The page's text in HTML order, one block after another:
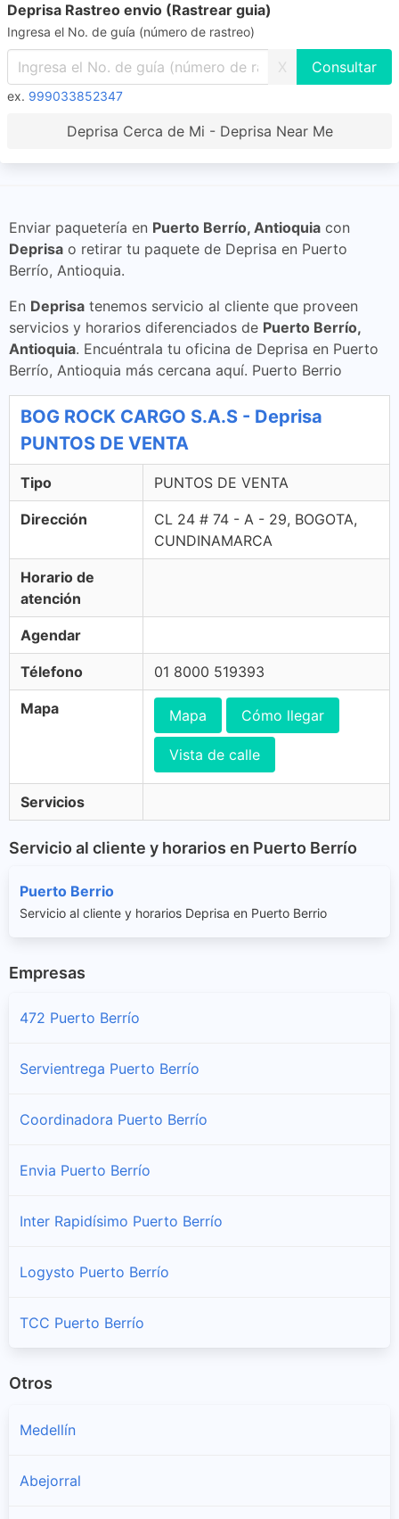
Deprisa Rastreo envio (Rastrear guia)
Ingresa el No. de guía (número de rastreo)
X
ex. 999033852347
Deprisa Cerca de Mi - Deprisa Near Me
Enviar paquetería en Puerto Berrío, Antioquia con
Deprisa o retirar tu paquete de Deprisa en Puerto
Berrío, Antioquia.
En Deprisa tenemos servicio al cliente que proveen
servicios y horarios diferenciados de Puerto Berrío,
Antioquia. Encuéntrala tu oficina de Deprisa en Puerto
Berrío, Antioquia más cercana aquí. Puerto Berrio
BOG ROCK CARGO S.A.S - Deprisa
PUNTOS DE VENTA
Tipo PUNTOS DE VENTA
Dirección
CL 24 # 74 - A - 29, BOGOTA,
CUNDINAMARCA
Horario de
atención
Agendar
Télefono 01 8000 519393
Mapa Mapa Cómo llegar
Vista de calle
Servicios
Servicio al cliente y horarios en Puerto Berrío
Puerto Berrio
Servicio al cliente y horarios Deprisa en Puerto Berrio
Empresas
472 Puerto Berrío
Servientrega Puerto Berrío
Coordinadora Puerto Berrío
Envia Puerto Berrío
Inter Rapidísimo Puerto Berrío
Logysto Puerto Berrío
TCC Puerto Berrío
Otros
Medellín
Abejorral